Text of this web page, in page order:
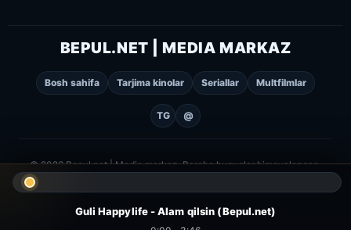
BEPUL.NET | MEDIA MARKAZ
Bosh sahifa Tarjima kinolar Seriallar Multfilmlar
TG @
© 2026 Bepul.net | Media markaz. Barcha huquqlar himoyalangan.
Guli Happylife - Alam qilsin (Bepul.net)